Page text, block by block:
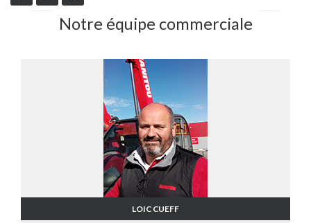
Notre équipe commerciale
LOIC CUEFF